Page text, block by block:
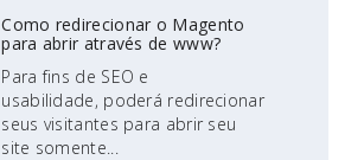
Como redirecionar o Magento
para abrir através de www?
Para fins de SEO e
usabilidade, poderá redirecionar
seus visitantes para abrir seu
site somente...